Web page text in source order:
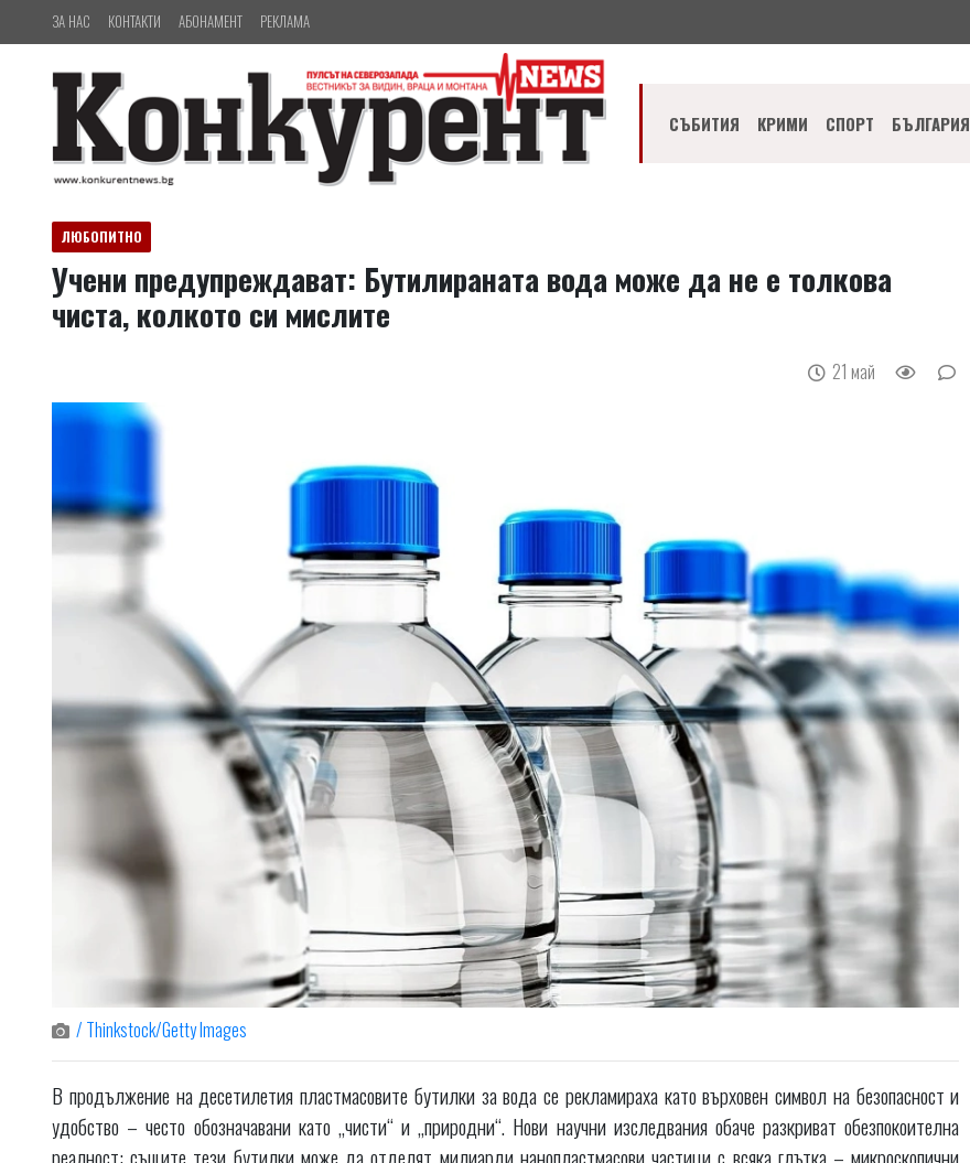
ЗА НАС КОНТАКТИ АБОНАМЕНТ РЕКЛАМА
СЪБИТИЯ КРИМИ СПОРТ БЪЛГАРИЯ
ЛЮБОПИТНО
Учени предупреждават: Бутилираната вода може да не е толкова
чиста, колкото си мислите
21 май
/ Thinkstock/Getty Images
В продължение на десетилетия пластмасовите бутилки за вода се рекламираха като върховен символ на безопасност и
удобство – често обозначавани като „чисти“ и „природни“. Нови научни изследвания обаче разкриват обезпокоителна
реалност: същите тези бутилки може да отделят милиарди нанопластмасови частици с всяка глътка – микроскопични